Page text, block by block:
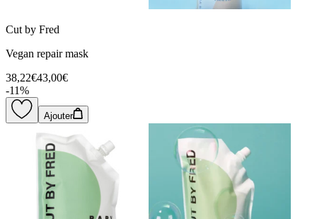
Cut by Fred
Vegan repair mask
38,22€43,00€
-11%
Ajouter